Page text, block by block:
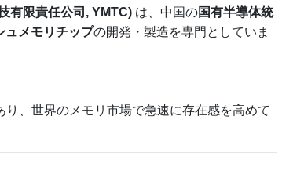
有限責任公司, YMTC) は、中国の国有半導体統
ュメモリチップの開発・製造を専門としていま
、世界のメモリ市場で急速に存在感を高めて